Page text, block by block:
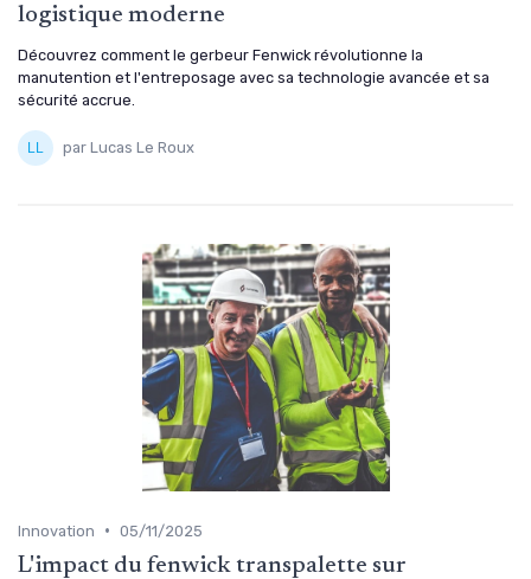
logistique moderne
Découvrez comment le gerbeur Fenwick révolutionne la
manutention et l'entreposage avec sa technologie avancée et sa
sécurité accrue.
par Lucas Le Roux
Innovation • 05/11/2025
L'impact du fenwick transpalette sur